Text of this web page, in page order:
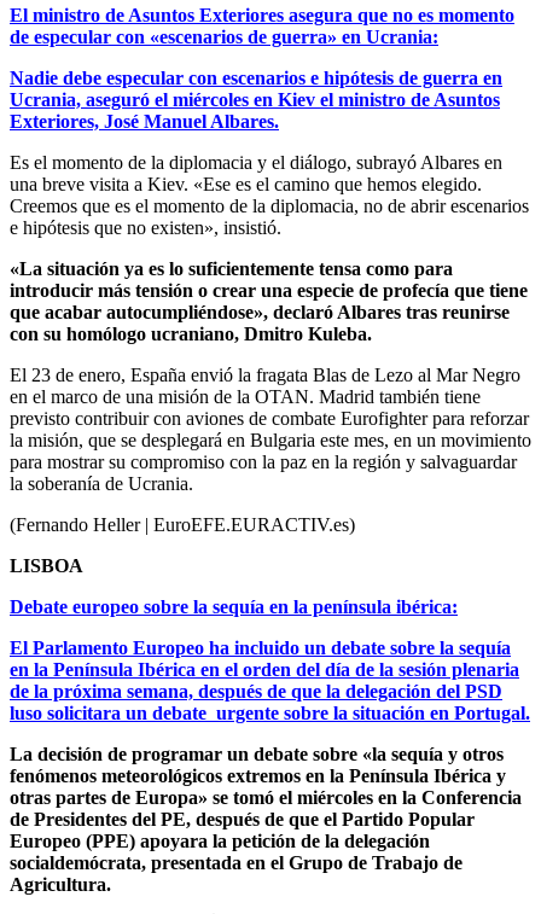
El ministro de Asuntos Exteriores asegura que no es momento
de especular con «escenarios de guerra» en Ucrania:
Nadie debe especular con escenarios e hipótesis de guerra en
Ucrania, aseguró el miércoles en Kiev el ministro de Asuntos
Exteriores, José Manuel Albares.
Es el momento de la diplomacia y el diálogo, subrayó Albares en
una breve visita a Kiev. «Ese es el camino que hemos elegido.
Creemos que es el momento de la diplomacia, no de abrir escenarios
e hipótesis que no existen», insistió.
«La situación ya es lo suficientemente tensa como para
introducir más tensión o crear una especie de profecía que tiene
que acabar autocumpliéndose», declaró Albares tras reunirse
con su homólogo ucraniano, Dmitro Kuleba.
El 23 de enero, España envió la fragata Blas de Lezo al Mar Negro
en el marco de una misión de la OTAN. Madrid también tiene
previsto contribuir con aviones de combate Eurofighter para reforzar
la misión, que se desplegará en Bulgaria este mes, en un movimiento
para mostrar su compromiso con la paz en la región y salvaguardar
la soberanía de Ucrania.
(Fernando Heller | EuroEFE.EURACTIV.es)
LISBOA
Debate europeo sobre la sequía en la península ibérica:
El Parlamento Europeo ha incluido un debate sobre la sequía
en la Península Ibérica en el orden del día de la sesión plenaria
de la próxima semana, después de que la delegación del PSD
luso solicitara un debate urgente sobre la situación en Portugal.
La decisión de programar un debate sobre «la sequía y otros
fenómenos meteorológicos extremos en la Península Ibérica y
otras partes de Europa» se tomó el miércoles en la Conferencia
de Presidentes del PE, después de que el Partido Popular
Europeo (PPE) apoyara la petición de la delegación
socialdemócrata, presentada en el Grupo de Trabajo de
Agricultura.